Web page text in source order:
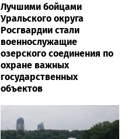
Лучшими бойцами
Уральского округа
Росгвардии стали
военнослужащие
озерского соединения по
охране важных
государственных
объектов